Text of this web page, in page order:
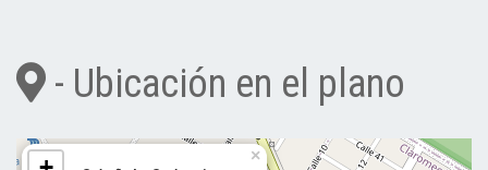
- Ubicación en el plano
×